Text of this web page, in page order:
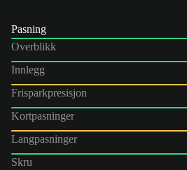
Pasning
Overblikk
Innlegg
Frisparkpresisjon
Kortpasninger
Langpasninger
Skru